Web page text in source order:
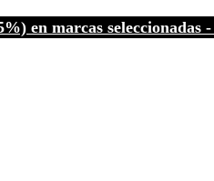
en marcas seleccionadas